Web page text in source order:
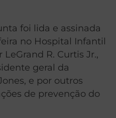
foi lida e assinada
no Hospital Infantil
R. Curtis Jr.,
geral da
e por outros
de prevenção do